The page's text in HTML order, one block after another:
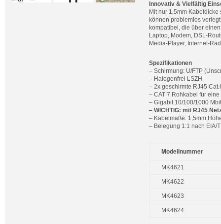
Innovativ & Vielfältig
Mit nur 1,5mm
können problemlos
kompatibel, die über
Laptop, Modem, DSL-
Media-Player, Internet-
Spezifikationen
– Schirmung: U/FTP
– Halogenfrei LSZH
– 2x geschirmte RJ45
– CAT 7 Rohkabel für
– Gigabit 10/100/1000 Mbit
– WICHTIG: mit RJ45
– Kabelmaße: 1,5mm
– Belegung 1:1 nach EIA/
Modellnummer
MK4621
MK4622
MK4623
MK4624